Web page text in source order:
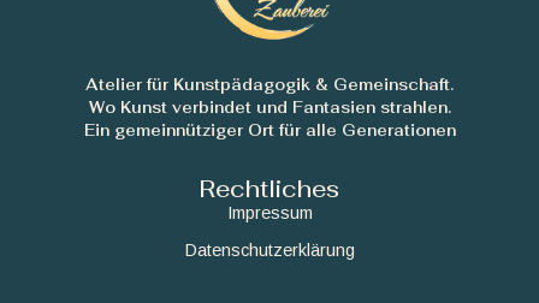
Atelier für Kunstpädagogik & Gemeinschaft.
Wo Kunst verbindet und Fantasien strahlen.
Ein gemeinnütziger Ort für alle Generationen
Rechtliches
Impressum
Datenschutzerklärung